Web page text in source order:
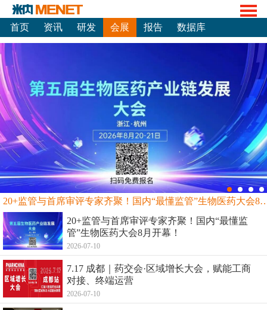
首页 资讯 研发 会展 报告 数据库
20+监管与首席审评专家齐聚！国内“最
20+监管与首席审评专家齐聚！国内“最懂监
管”生物医药大会8月开幕！
2026-07-10
7.17 成都｜药交会·区域增长大会，赋能工商
对接、终端运营
2026-07-10